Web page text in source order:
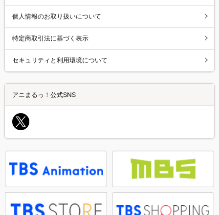
個人情報のお取り扱いについて
特定商取引法に基づく表示
セキュリティと利用環境について
アニまるっ！公式SNS